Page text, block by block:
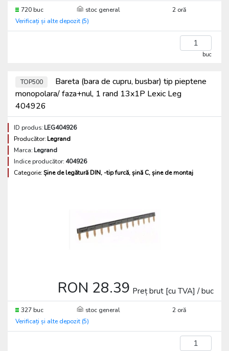
720 buc stoc general
2 oră
Verificați și alte depozit (5)
buc
TOP500
Bareta (bara de cupru, busbar) tip pieptene
monopolara/ faza+nul, 1 rand 13x1P Lexic Leg
404926
ID produs:LEG404926
Producător:Legrand
Marca:Legrand
Indice producător: 404926
Categorie:Șine de legătură DIN, -tip furcă, șină C, șine de montaj
RON 28.39 Preț brut [cu TVA] / buc
327 buc stoc general
2 oră
Verificați și alte depozit (5)